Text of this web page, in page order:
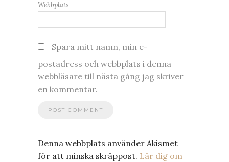
Webbplats
Spara mitt namn, min e-
postadress och webbplats i denna
webbläsare till nästa gång jag skriver
en kommentar.
Denna webbplats använder Akismet
för att minska skräppost. Lär dig om